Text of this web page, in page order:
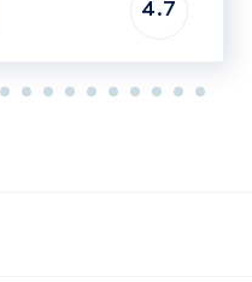
4.7